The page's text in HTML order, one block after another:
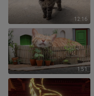
12:16
1:51